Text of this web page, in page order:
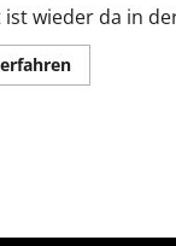
ist wieder da in
Mehr